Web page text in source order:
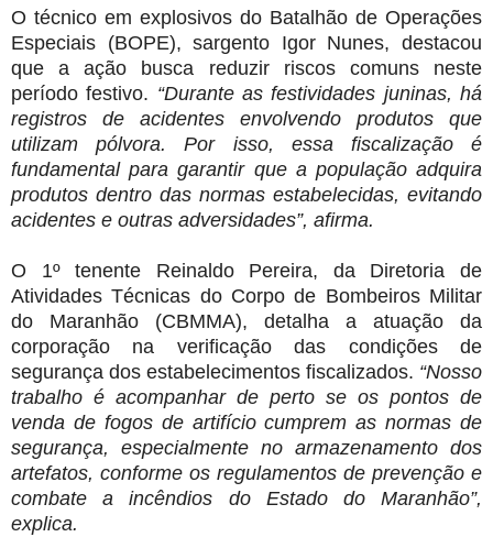
O técnico em explosivos do Batalhão de Operações
Especiais (BOPE), sargento Igor Nunes, destacou
que a ação busca reduzir riscos comuns neste
período festivo. “Durante as festividades juninas, há
registros de acidentes envolvendo produtos que
utilizam pólvora. Por isso, essa fiscalização é
fundamental para garantir que a população adquira
produtos dentro das normas estabelecidas, evitando
acidentes e outras adversidades”, afirma.
O 1º tenente Reinaldo Pereira, da Diretoria de
Atividades Técnicas do Corpo de Bombeiros Militar
do Maranhão (CBMMA), detalha a atuação da
corporação na verificação das condições de
segurança dos estabelecimentos fiscalizados. “Nosso
trabalho é acompanhar de perto se os pontos de
venda de fogos de artifício cumprem as normas de
segurança, especialmente no armazenamento dos
artefatos, conforme os regulamentos de prevenção e
combate a incêndios do Estado do Maranhão”,
explica.